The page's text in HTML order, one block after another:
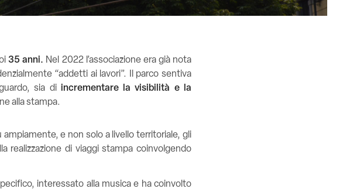
35 anni. Nel 2022 l’associazione era già nota
“addetti ai lavori”. Il parco sentiva
sia di incrementare la visibilità e la
alla stampa.
e non solo a livello territoriale, gli
realizzazione di viaggi stampa coinvolgendo
interessato alla musica e ha coinvolto